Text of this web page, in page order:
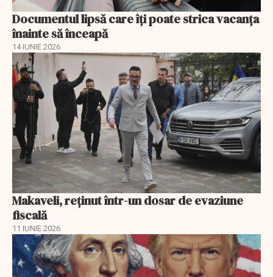
Documentul lipsă care îți poate strica vacanța
înainte să înceapă
14 IUNIE 2026
Makaveli, reţinut într-un dosar de evaziune
fiscală
11 IUNIE 2026